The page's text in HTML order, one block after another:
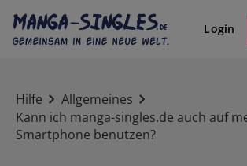
Login
Hilfe
Allgemeines
Kann ich manga-singles.de auch auf
Smartphone benutzen?